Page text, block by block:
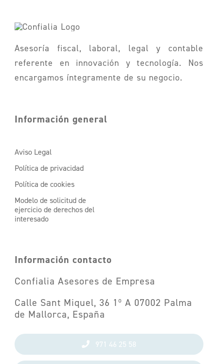
Asesoría fiscal, laboral, legal y contable
referente en innovación y tecnología. Nos
encargamos íntegramente de su negocio.
Información general
Aviso Legal
Política de privacidad
Política de cookies
Modelo de solicitud de
ejercicio de derechos del
interesado
Información contacto
Confialia Asesores de Empresa
Calle Sant Miquel, 36 1º A 07002 Palma
de Mallorca, España
971 46 25 58